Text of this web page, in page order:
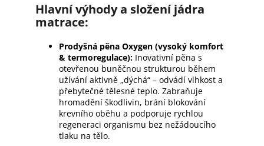
Hlavní výhody a složení jádra
matrace:
Prodyšná pěna Oxygen (vysoký komfort
& termoregulace): Inovativní pěna s
otevřenou buněčnou strukturou během
užívání aktivně „dýchá“ – odvádí vlhkost a
přebytečné tělesné teplo. Zabraňuje
hromadění škodlivin, brání blokování
krevního oběhu a podporuje rychlou
regeneraci organismu bez nežádoucího
tlaku na tělo.